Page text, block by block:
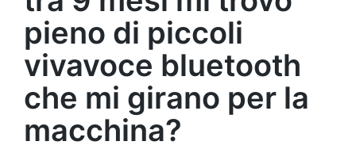
pieno di piccoli
vivavoce bluetooth
che mi girano per la
macchina?